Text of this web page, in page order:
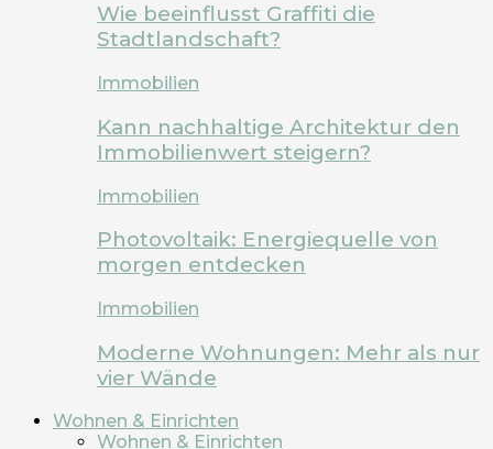
Wie beeinflusst Graffiti die
Stadtlandschaft?
Immobilien
Kann nachhaltige Architektur den
Immobilienwert steigern?
Immobilien
Photovoltaik: Energiequelle von
morgen entdecken
Immobilien
Moderne Wohnungen: Mehr als nur
vier Wände
Wohnen & Einrichten
Wohnen & Einrichten